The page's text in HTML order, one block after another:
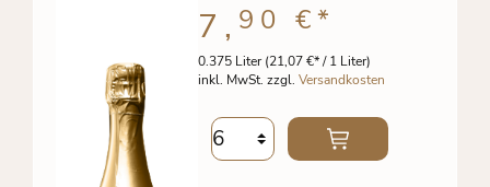
0.375 Liter(21,07 €* / 1 Liter)
inkl. MwSt. zzgl. Versandkosten
7, 90 €*